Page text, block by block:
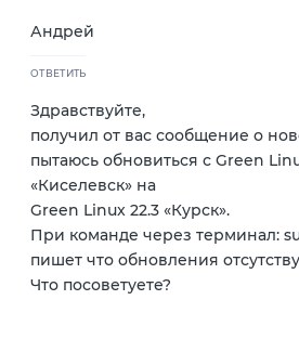
Андрей
ОТВЕТИТЬ
Здравствуйте,
получил от вас сообщение о
пытаюсь обновиться с Green
«Киселевск» на
Green Linux 22.3 «Курск».
При команде через терминал:
пишет что обновления
Что посоветуете?